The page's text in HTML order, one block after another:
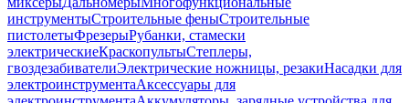
инструментыСтроительные феныСтроительные
пистолетыФрезерыРубанки, стамески
электрическиеКраскопультыСтеплеры,
гвоздезабивателиЭлектрические ножницы, резакиНасадки для
электроинструментаАксессуары для